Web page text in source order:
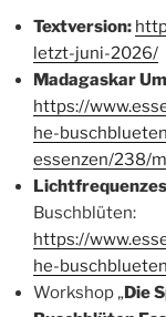
Textversion:
letzt-juni-2026/
Madagaskar
https://
he-
essenzen/238/
Buschblüten:
https://
he-
Workshop „Die